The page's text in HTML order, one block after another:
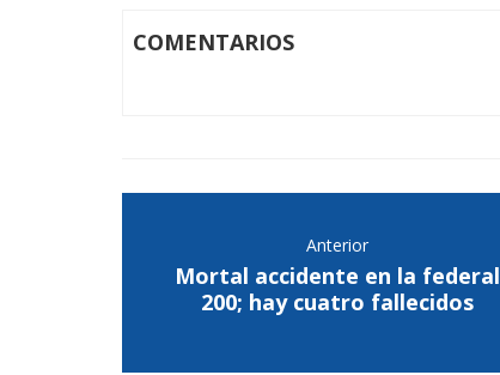
COMENTARIOS
Anterior
Mortal accidente en la federal
200; hay cuatro fallecidos